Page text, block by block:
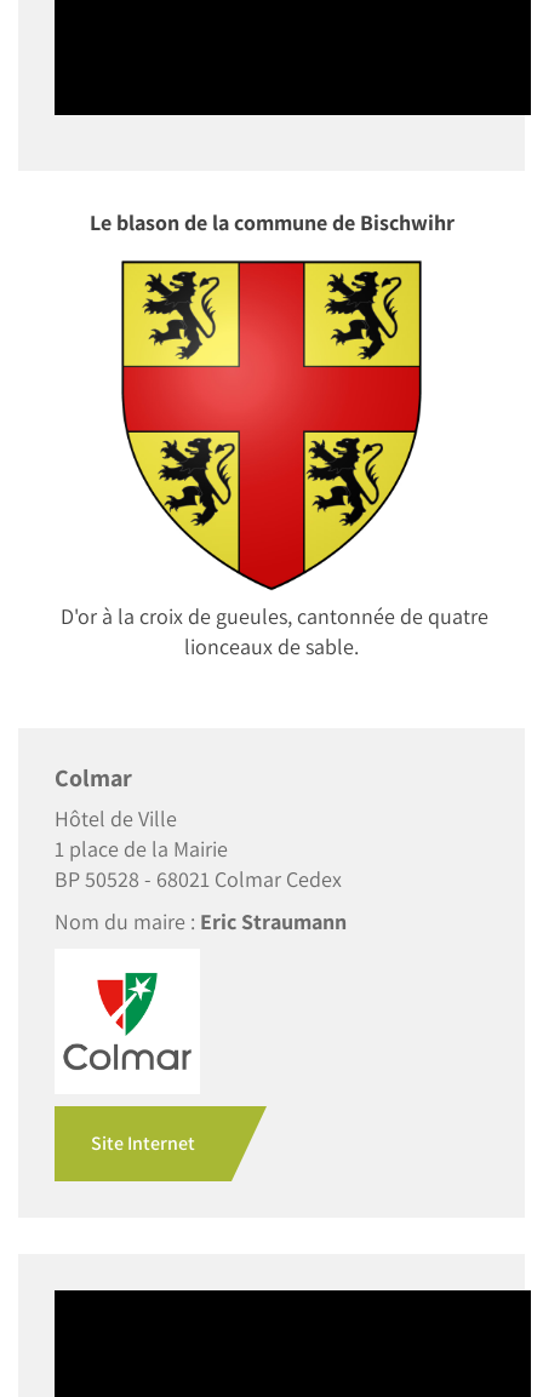
Le blason de la commune de Bischwihr
D'or à la croix de gueules, cantonnée de quatre
lionceaux de sable.
Colmar
Hôtel de Ville
1 place de la Mairie
BP 50528 - 68021 Colmar Cedex
Nom du maire : Eric Straumann
Site Internet